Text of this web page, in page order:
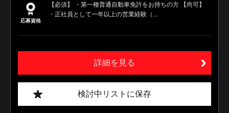
応募資格
【必須】 ・第一種普通自動車免許をお持ちの方 【尚可】
・正社員として一年以上の営業経験（...
詳細を見る
検討中リストに保存